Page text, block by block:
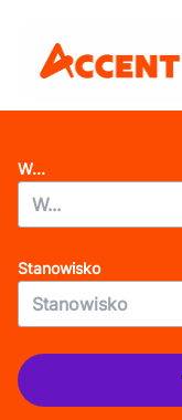
W...
Stanowisko